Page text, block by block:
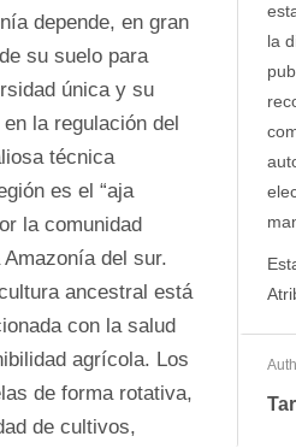
depende, en gran
su suelo para
única y su
la regulación del
técnica
es el “aja
la comunidad
del sur.
ancestral está
con la salud
agrícola. Los
de forma rotativa,
de cultivos,
la